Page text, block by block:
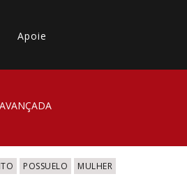
Apoie
POSSUELO MULHER